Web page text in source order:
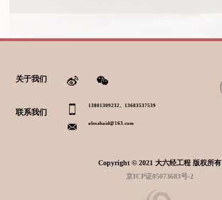
关于我们
联系我们
13801309232、13683537539
alexzhaid@163.com
Copyright © 2021 大六经工程 版权所有
京ICP证05073683号-2